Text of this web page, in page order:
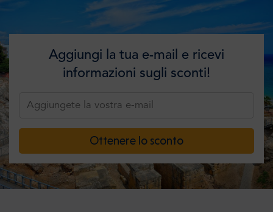
Aggiungi la tua e-mail e ricevi
informazioni sugli sconti!
Ottenere lo sconto